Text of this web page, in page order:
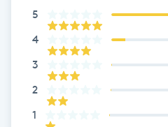
Fibromassage
Fillers
Fotmassage
5
4
3
2
1